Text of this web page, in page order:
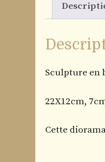
Sculpture en
22X12cm,
Cette